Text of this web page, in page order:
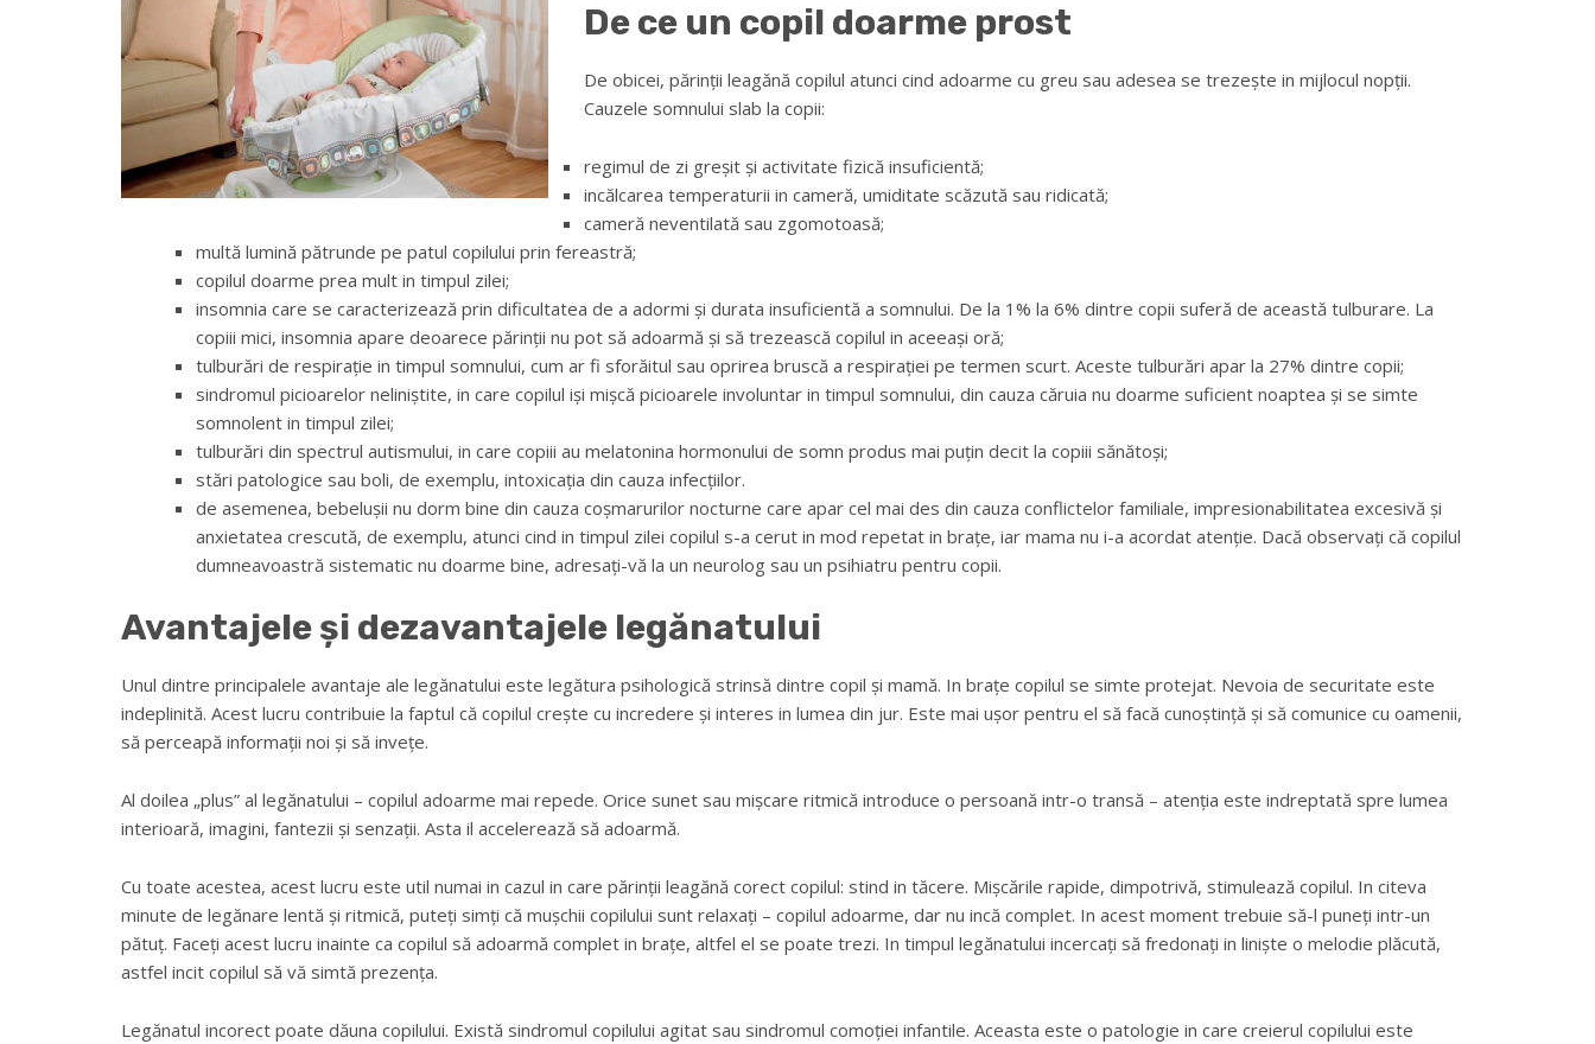
De ce un copil doarme prost
De obicei, părinții leagănă copilul atunci cind adoarme cu greu sau adesea se trezește in mijlocul nopții.
Cauzele somnului slab la copii:
regimul de zi greșit și activitate fizică insuficientă;
incălcarea temperaturii in cameră, umiditate scăzută sau ridicată;
cameră neventilată sau zgomotoasă;
multă lumină pătrunde pe patul copilului prin fereastră;
copilul doarme prea mult in timpul zilei;
insomnia care se caracterizează prin dificultatea de a adormi și durata insuficientă a somnului. De la 1% la 6% dintre copii suferă de această tulburare. La
copiii mici, insomnia apare deoarece părinții nu pot să adoarmă și să trezească copilul in aceeași oră;
tulburări de respirație in timpul somnului, cum ar fi sforăitul sau oprirea bruscă a respirației pe termen scurt. Aceste tulburări apar la 27% dintre copii;
sindromul picioarelor neliniștite, in care copilul iși mișcă picioarele involuntar in timpul somnului, din cauza căruia nu doarme suficient noaptea și se simte
somnolent in timpul zilei;
tulburări din spectrul autismului, in care copiii au melatonina hormonului de somn produs mai puțin decit la copiii sănătoși;
stări patologice sau boli, de exemplu, intoxicația din cauza infecțiilor.
de asemenea, bebelușii nu dorm bine din cauza coșmarurilor nocturne care apar cel mai des din cauza conflictelor familiale, impresionabilitatea excesivă și
anxietatea crescută, de exemplu, atunci cind in timpul zilei copilul s-a cerut in mod repetat in brațe, iar mama nu i-a acordat atenție. Dacă observați că copilul
dumneavoastră sistematic nu doarme bine, adresați-vă la un neurolog sau un psihiatru pentru copii.
Avantajele și dezavantajele legănatului
Unul dintre principalele avantaje ale legănatului este legătura psihologică strinsă dintre copil și mamă. In brațe copilul se simte protejat. Nevoia de securitate este
indeplinită. Acest lucru contribuie la faptul că copilul crește cu incredere și interes in lumea din jur. Este mai ușor pentru el să facă cunoștință și să comunice cu oamenii,
să perceapă informații noi și să invețe.
Al doilea „plus” al legănatului – copilul adoarme mai repede. Orice sunet sau mișcare ritmică introduce o persoană intr-o transă – atenția este indreptată spre lumea
interioară, imagini, fantezii și senzații. Asta il accelerează să adoarmă.
Cu toate acestea, acest lucru este util numai in cazul in care părinții leagănă corect copilul: stind in tăcere. Mișcările rapide, dimpotrivă, stimulează copilul. In citeva
minute de legănare lentă și ritmică, puteți simți că mușchii copilului sunt relaxați – copilul adoarme, dar nu incă complet. In acest moment trebuie să-l puneți intr-un
pătuț. Faceți acest lucru inainte ca copilul să adoarmă complet in brațe, altfel el se poate trezi. In timpul legănatului incercați să fredonați in liniște o melodie plăcută,
astfel incit copilul să vă simtă prezența.
Legănatul incorect poate dăuna copilului. Există sindromul copilului agitat sau sindromul comoției infantile. Aceasta este o patologie in care creierul copilului este